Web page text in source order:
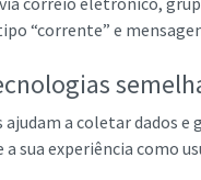
“corrente” e
a coletar dados
a sua experiência como